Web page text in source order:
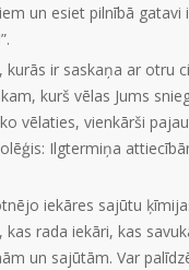
un esiet pilnībā gatavi
ir saskaņa ar otru
kurš vēlas Jums
vēlaties, vienkārši
Ilgtermiņa
iekāres sajūtu
rada iekāri, kas
un sajūtām. Var